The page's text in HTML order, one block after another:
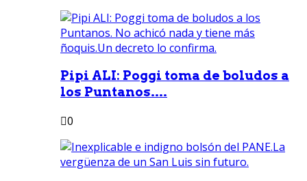
Pipi ALI: Poggi toma de boludos a
los Puntanos....
0